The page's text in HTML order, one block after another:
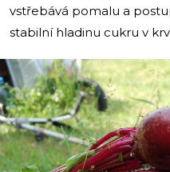
vstřebává pomalu a
stabilní hladinu cukru v